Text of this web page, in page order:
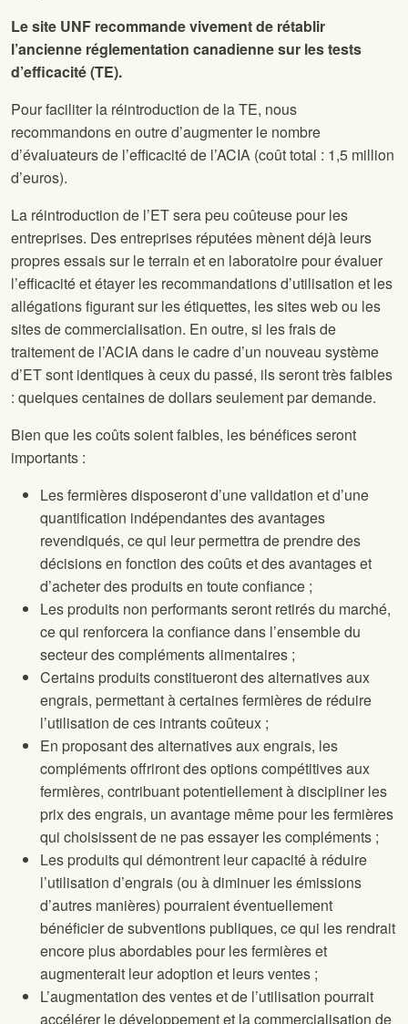
Le site UNF recommande vivement de rétablir
l’ancienne réglementation canadienne sur les tests
d’efficacité (TE).
Pour faciliter la réintroduction de la TE, nous
recommandons en outre d’augmenter le nombre
d’évaluateurs de l’efficacité de l’ACIA (coût total : 1,5 million
d’euros).
La réintroduction de l’ET sera peu coûteuse pour les
entreprises. Des entreprises réputées mènent déjà leurs
propres essais sur le terrain et en laboratoire pour évaluer
l’efficacité et étayer les recommandations d’utilisation et les
allégations figurant sur les étiquettes, les sites web ou les
sites de commercialisation. En outre, si les frais de
traitement de l’ACIA dans le cadre d’un nouveau système
d’ET sont identiques à ceux du passé, ils seront très faibles
: quelques centaines de dollars seulement par demande.
Bien que les coûts soient faibles, les bénéfices seront
importants :
Les fermières disposeront d’une validation et d’une
quantification indépendantes des avantages
revendiqués, ce qui leur permettra de prendre des
décisions en fonction des coûts et des avantages et
d’acheter des produits en toute confiance ;
Les produits non performants seront retirés du marché,
ce qui renforcera la confiance dans l’ensemble du
secteur des compléments alimentaires ;
Certains produits constitueront des alternatives aux
engrais, permettant à certaines fermières de réduire
l’utilisation de ces intrants coûteux ;
En proposant des alternatives aux engrais, les
compléments offriront des options compétitives aux
fermières, contribuant potentiellement à discipliner les
prix des engrais, un avantage même pour les fermières
qui choisissent de ne pas essayer les compléments ;
Les produits qui démontrent leur capacité à réduire
l’utilisation d’engrais (ou à diminuer les émissions
d’autres manières) pourraient éventuellement
bénéficier de subventions publiques, ce qui les rendrait
encore plus abordables pour les fermières et
augmenterait leur adoption et leurs ventes ;
L’augmentation des ventes et de l’utilisation pourrait
accélérer le développement et la commercialisation de